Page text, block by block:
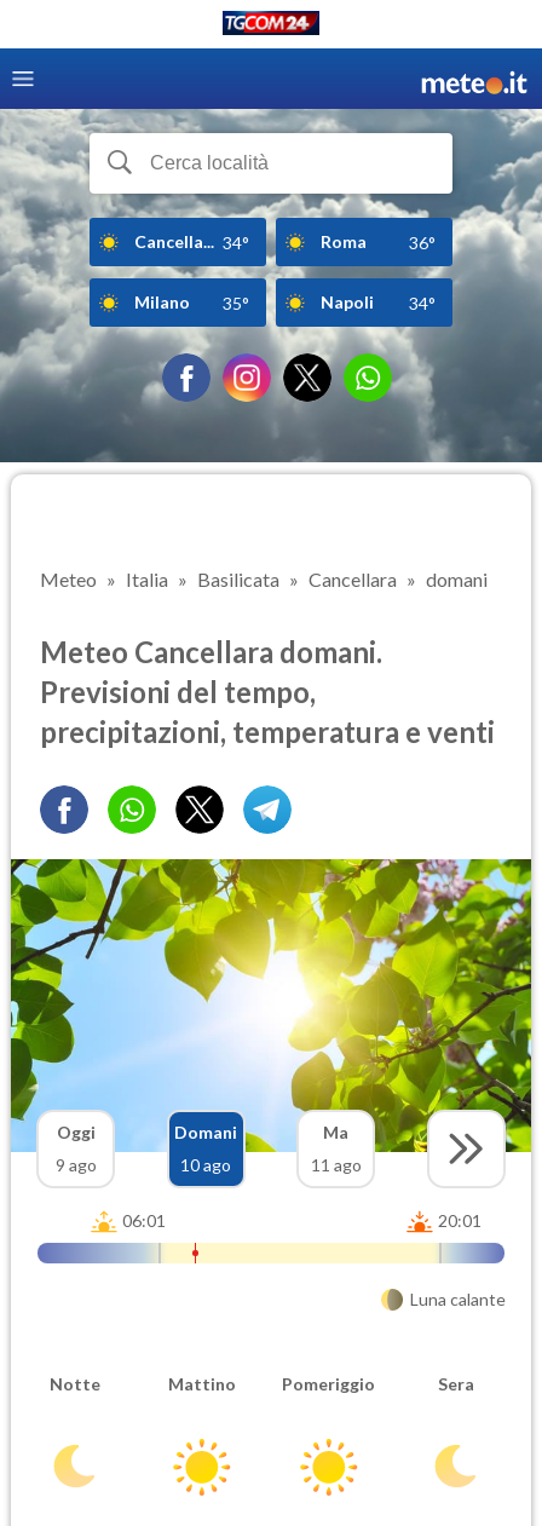
Cancella... 34° Roma 36°
Milano 35° Napoli 34°
Meteo Italia Basilicata Cancellara domani
Meteo Cancellara domani.
Previsioni del tempo,
precipitazioni, temperatura e venti
Oggi
9 ago
Domani
10 ago
Ma
11 ago
06:01 20:01
Luna calante
Notte Mattino Pomeriggio Sera